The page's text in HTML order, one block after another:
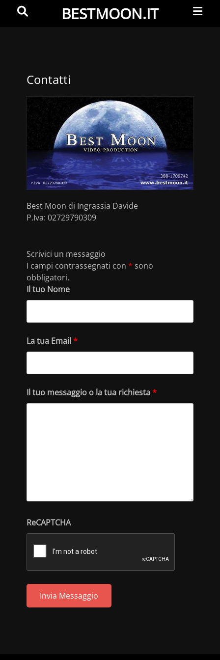
BESTMOON.IT
-
Menu
Contatti
Best Moon di Ingrassia Davide
P.Iva: 02729790309
Scrivici un messaggio
I campi contrassegnati con * sono
obbligatori.
Il tuo Nome
La tua Email*
Il tuo messaggio o la tua richiesta*
ReCAPTCHA